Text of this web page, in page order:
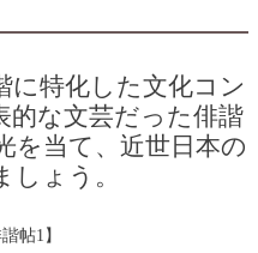
に特化した文化コン
的な文芸だった俳諧
を当て、近世日本の
しょう。
帖1】